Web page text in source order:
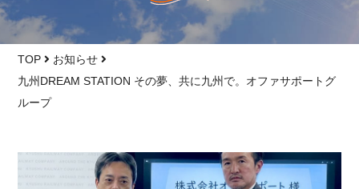
TOP
お知らせ
九州DREAM STATION その夢、共に九州で。オファサポートグ
ループ